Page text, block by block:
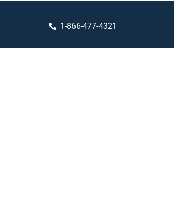
1-866-477-4321